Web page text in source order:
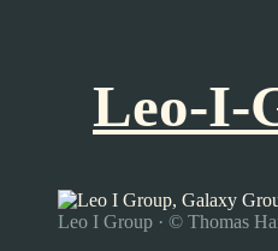
Leo-I-
Leo I Group · © Thomas